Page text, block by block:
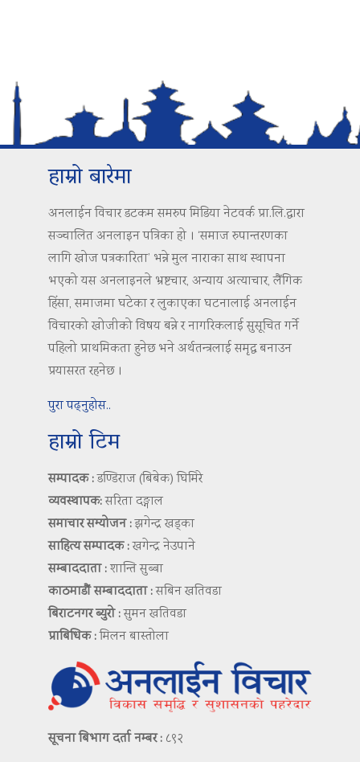
हाम्रो बारेमा
अनलाईन विचार डटकम समरुप मिडिया नेटवर्क प्रा.लि.द्वारा
सञ्चालित अनलाइन पत्रिका हो । ‘समाज रुपान्तरणका
लागि खोज पत्रकारिता’ भन्ने मुल नाराका साथ स्थापना
भएको यस अनलाइनले भ्रष्टचार, अन्याय अत्याचार, लैंगिक
हिंसा, समाजमा घटेका र लुकाएका घटनालाई अनलाईन
विचारको खोजीको विषय बन्ने र नागरिकलाई सुसूचित गर्ने
पहिलो प्राथमिकता हुनेछ भने अर्थतन्त्रलाई समृद्ध बनाउन
प्रयासरत रहनेछ ।
पुरा पढ्नुहोस..
हाम्रो टिम
सम्पादक :डण्डिराज (बिबेक) घिमिरे
व्यवस्थापक:सरिता दङ्गाल
समाचार सम्योजन :झगेन्द्र खड्का
साहित्य सम्पादक :खगेन्द्र नेउपाने
सम्बाददाता :शान्ति सुब्बा
काठमाडौं सम्बाददाता :सबिन खतिवडा
बिराटनगर ब्युरो :सुमन खतिवडा
प्राबिधिक :मिलन बास्तोला
सूचना बिभाग दर्ता नम्बर : ८९२